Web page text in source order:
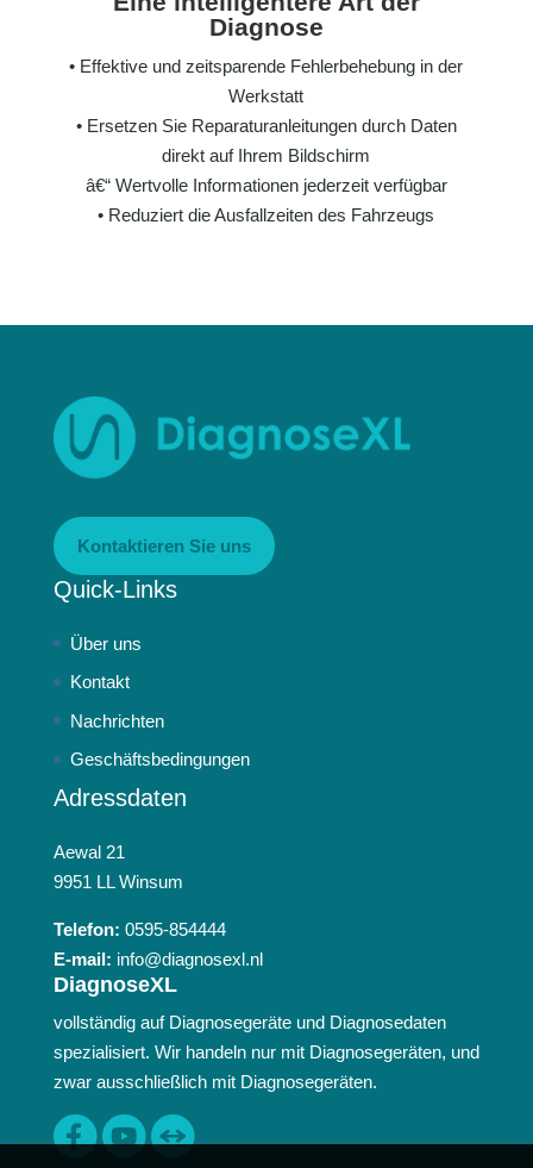
Diagnose
• Effektive und zeitsparende Fehlerbehebung in der
Werkstatt
• Ersetzen Sie Reparaturanleitungen durch Daten
direkt auf Ihrem Bildschirm
â€“ Wertvolle Informationen jederzeit verfügbar
• Reduziert die Ausfallzeiten des Fahrzeugs
Kontaktieren Sie uns
Quick-Links
Über uns
Kontakt
Nachrichten
Geschäftsbedingungen
Adressdaten
Aewal 21
9951 LL Winsum
Telefon: 0595-854444
E-mail: info@diagnosexl.nl
DiagnoseXL
vollständig auf Diagnosegeräte und Diagnosedaten
spezialisiert. Wir handeln nur mit Diagnosegeräten, und
zwar ausschließlich mit Diagnosegeräten.